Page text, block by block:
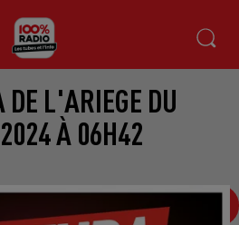
L'ARIEGE DU
À 06H42